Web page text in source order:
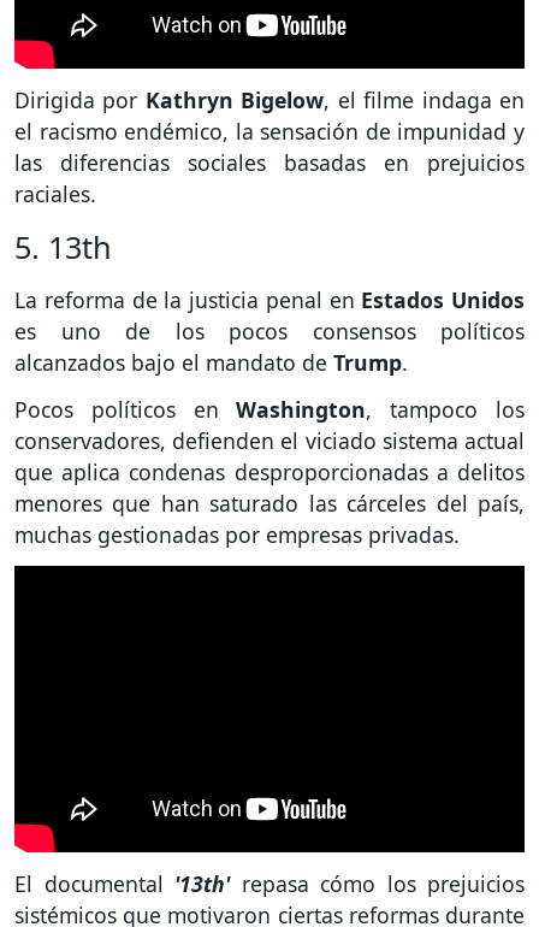
Dirigida por Kathryn Bigelow, el filme indaga en
el racismo endémico, la sensación de impunidad y
las diferencias sociales basadas en prejuicios
raciales.
5. 13th
La reforma de la justicia penal en Estados Unidos
es uno de los pocos consensos políticos
alcanzados bajo el mandato de Trump.
Pocos políticos enWashington, tampoco los
conservadores, defienden el viciado sistema actual
que aplica condenas desproporcionadas a delitos
menores que han saturado las cárceles del país,
muchas gestionadas por empresas privadas.
El documental '13th'repasa cómo los prejuicios
sistémicos que motivaron ciertas reformas durante